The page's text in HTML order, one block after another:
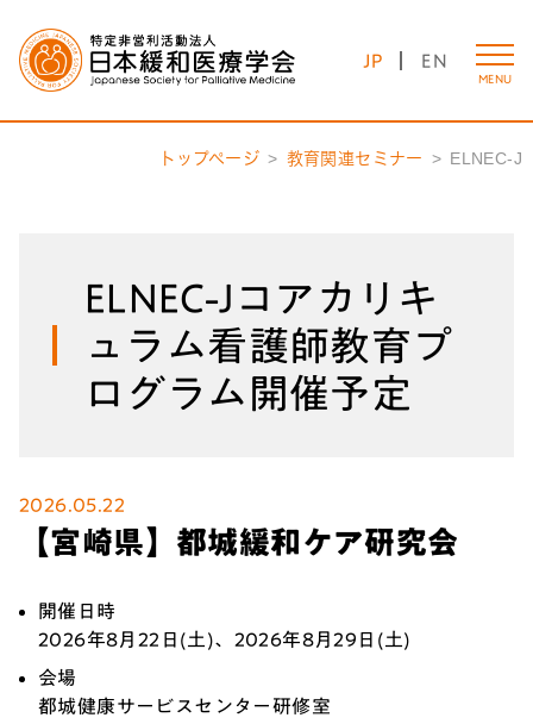
JP EN
MENU
トップページ 教育関連セミナー ELNEC-J
ELNEC-Jコアカリキ
ュラム看護師教育プ
ログラム開催予定
2026.05.22
【宮崎県】都城緩和ケア研究会
開催日時
2026年8月22日(土)、2026年8月29日(土)
会場
都城健康サービスセンター研修室